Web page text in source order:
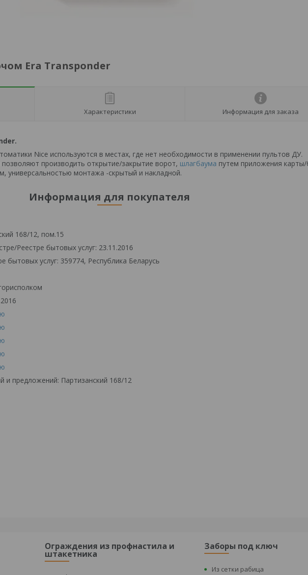
Era Transponder
Характеристики Информация для заказа
Nice используются в местах, где нет необходимости в применении пультов ДУ.
производить открытие/закрытие ворот, шлагбаума путем приложения
универсальностью монтажа -скрытый и накладной.
Информация для покупателя
168/12, пом.15
Реестре бытовых услуг: 23.11.2016
бытовых услуг: 359774, Республика Беларусь
и предложений: Партизанский 168/12
Ограждения из профнастила и
штакетника
Заборы под ключ
Из сетки рабица